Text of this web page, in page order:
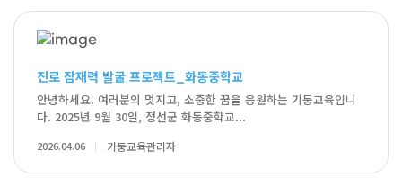
진로 잠재력 발굴 프로젝트_화동중학교
안녕하세요. 여러분의 멋지고, 소중한 꿈을 응원하는 기둥교육입니
다. 2025년 9월 30일, 정선군 화동중학교...
2026.04.06 기둥교육관리자